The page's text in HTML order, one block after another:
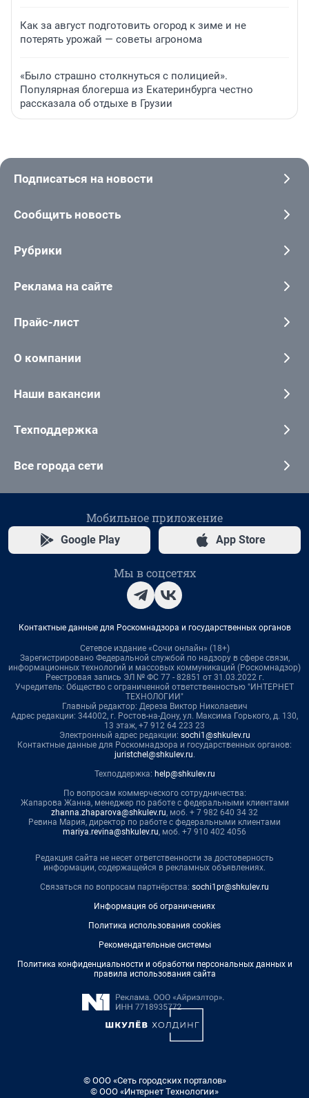
Как за август подготовить огород к зиме и не
потерять урожай — советы агронома
«Было страшно столкнуться с полицией».
Популярная блогерша из Екатеринбурга честно
рассказала об отдыхе в Грузии
Подписаться на новости
Сообщить новость
Рубрики
Реклама на сайте
Прайс-лист
О компании
Наши вакансии
Техподдержка
Все города сети
Мобильное приложение
Google Play App Store
Мы в соцсетях
Контактные данные для Роскомнадзора и государственных органов
Сетевое издание «Сочи онлайн» (18+)
Зарегистрировано Федеральной службой по надзору в сфере связи,
информационных технологий и массовых коммуникаций (Роскомнадзор)
Реестровая запись ЭЛ № ФС 77 - 82851 от 31.03.2022 г.
Учредитель: Общество с ограниченной ответственностью "ИНТЕРНЕТ
ТЕХНОЛОГИИ"
Главный редактор: Дереза Виктор Николаевич
Адрес редакции: 344002, г. Ростов-на-Дону, ул. Максима Горького, д. 130,
13 этаж, +7 912 64 223 23
Электронный адрес редакции: sochi1@shkulev.ru
Контактные данные для Роскомнадзора и государственных органов:
juristchel@shkulev.ru.
Техподдержка: help@shkulev.ru
По вопросам коммерческого сотрудничества:
Жапарова Жанна, менеджер по работе с федеральными клиентами
zhanna.zhaparova@shkulev.ru, моб. + 7 982 640 34 32
Ревина Мария, директор по работе с федеральными клиентами
mariya.revina@shkulev.ru, моб. +7 910 402 4056
Редакция сайта не несет ответственности за достоверность
информации, содержащейся в рекламных объявлениях.
Связаться по вопросам партнёрства: sochi1pr@shkulev.ru
Информация об ограничениях
Политика использования cookies
Рекомендательные системы
Политика конфиденциальности и обработки персональных данных и
правила использования сайта
© ООО «Сеть городских порталов»
© ООО «Интернет Технологии»